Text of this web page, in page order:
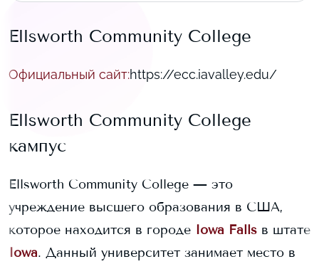
Ellsworth Community College
Официальный сайт:https://ecc.iavalley.edu/
Ellsworth Community College
кампус
Ellsworth Community College — это
учреждение высшего образования в США,
которое находится в городе Iowa Falls в штате
Iowa. Данный университет занимает место в